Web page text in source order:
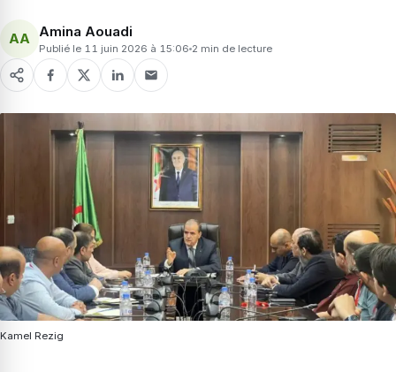
AA Amina Aouadi
Publié le 11 juin 2026 à 15:06 2 min de lecture
Kamel Rezig